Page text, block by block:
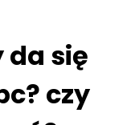
da się
czy